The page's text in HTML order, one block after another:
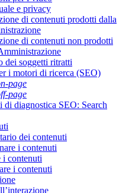
e privacy
di contenuti prodotti dalla
di contenuti non prodotti
dei soggetti ritratti
i motori di ricerca (SEO)
page
page
di diagnostica SEO: Search
dei contenuti
i contenuti
i contenuti
i contenuti